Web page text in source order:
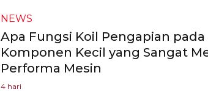
NEWS
Apa Fungsi Koil Pengapian
Komponen Kecil yang Sangat
Performa Mesin
4 hari